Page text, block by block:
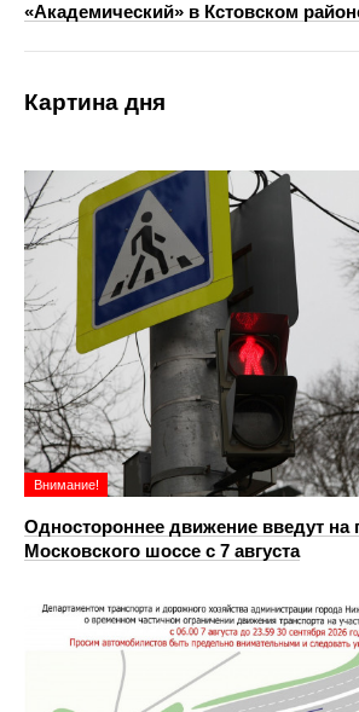
«Академический» в Кстовском
Картина дня
Внимание!
Одностороннее движение введут на
Московского шоссе с 7 августа